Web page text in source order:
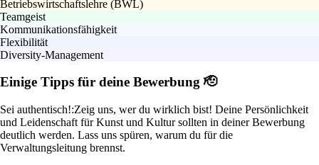
Betriebswirtschaftslehre (BWL)
Teamgeist
Kommunikationsfähigkeit
Flexibilität
Diversity-Management
Einige Tipps für deine Bewerbung 🫡
Sei authentisch!:Zeig uns, wer du wirklich bist! Deine Persönlichkeit
und Leidenschaft für Kunst und Kultur sollten in deiner Bewerbung
deutlich werden. Lass uns spüren, warum du für die
Verwaltungsleitung brennst.